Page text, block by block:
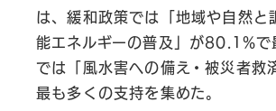
は、緩和政策では「地域や自然と
能エネルギーの普及」が80.1%で
では「風水害への備え・被災者
最も多くの支持を集めた。